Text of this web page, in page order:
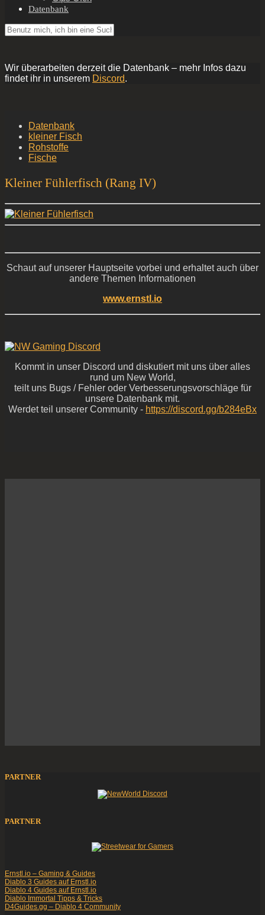
Datenbank
Wir überarbeiten derzeit die Datenbank – mehr Infos dazu
findet ihr in unserem Discord.
Datenbank
kleiner Fisch
Rohstoffe
Fische
Kleiner Fühlerfisch (Rang IV)
Schaut auf unserer Hauptseite vorbei und erhaltet auch über
andere Themen Informationen
www.ernstl.io
Kommt in unser Discord und diskutiert mit uns über alles
rund um New World,
teilt uns Bugs / Fehler oder Verbesserungsvorschläge für
unsere Datenbank mit.
Werdet teil unserer Community - https://discord.gg/b284eBx
PARTNER
PARTNER
Ernstl.io – Gaming & Guides
Diablo 3 Guides auf Ernstl.io
Diablo 4 Guides auf Ernstl.io
Diablo Immortal Tipps & Tricks
D4Guides.gg – Diablo 4 Community